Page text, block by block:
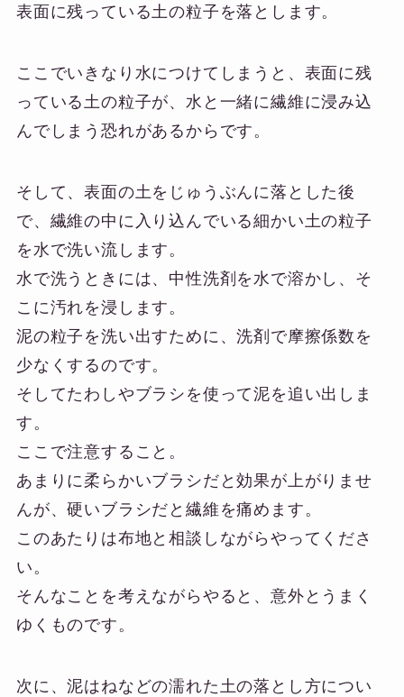
表面に残っている土の粒子を落とします。
ここでいきなり水につけてしまうと、表面に残
っている土の粒子が、水と一緒に繊維に浸み込
んでしまう恐れがあるからです。
そして、表面の土をじゅうぶんに落とした後
で、繊維の中に入り込んでいる細かい土の粒子
を水で洗い流します。
水で洗うときには、中性洗剤を水で溶かし、そ
こに汚れを浸します。
泥の粒子を洗い出すために、洗剤で摩擦係数を
少なくするのです。
そしてたわしやブラシを使って泥を追い出しま
す。
ここで注意すること。
あまりに柔らかいブラシだと効果が上がりませ
んが、硬いブラシだと繊維を痛めます。
このあたりは布地と相談しながらやってくださ
い。
そんなことを考えながらやると、意外とうまく
ゆくものです。
次に、泥はねなどの濡れた土の落とし方につい